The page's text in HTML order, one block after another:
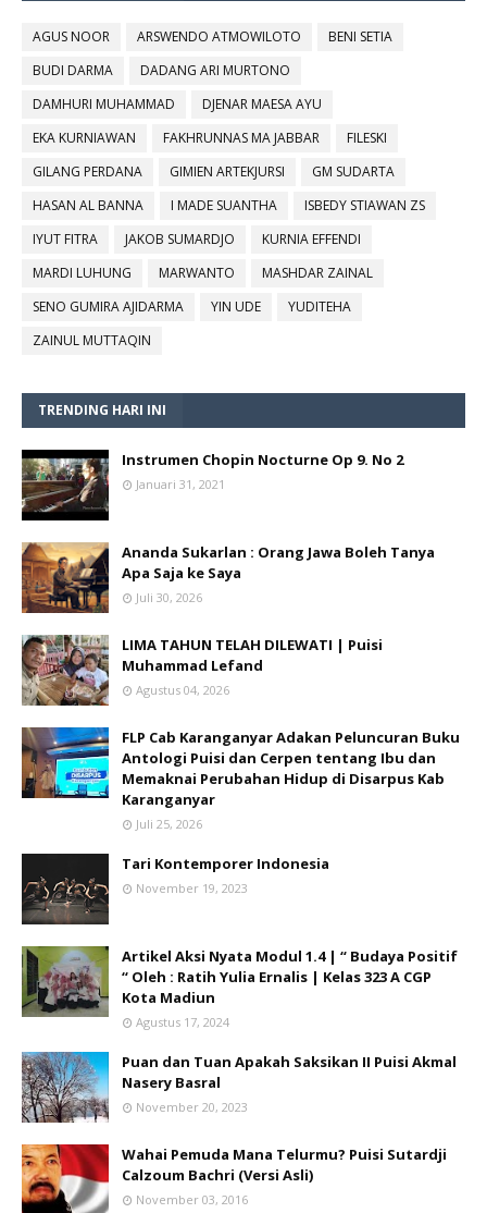
AGUS NOOR ARSWENDO ATMOWILOTO
BENI SETIA
BUDI DARMA
DADANG ARI MURTONO
DAMHURI MUHAMMAD
DJENAR MAESA AYU
EKA KURNIAWAN
FAKHRUNNAS MA JABBAR
FILESKI
GILANG PERDANA
GIMIEN ARTEKJURSI
GM SUDARTA
HASAN AL BANNA
I MADE SUANTHA
ISBEDY STIAWAN ZS
IYUT FITRA
JAKOB SUMARDJO
KURNIA EFFENDI
MARDI LUHUNG
MARWANTO
MASHDAR ZAINAL
SENO GUMIRA AJIDARMA
YIN UDE
YUDITEHA
ZAINUL MUTTAQIN
TRENDING HARI INI
Instrumen Chopin Nocturne Op 9. No 2
Januari 31, 2021
Ananda Sukarlan : Orang Jawa Boleh Tanya
Apa Saja ke Saya
Juli 30, 2026
LIMA TAHUN TELAH DILEWATI | Puisi
Muhammad Lefand
Agustus 04, 2026
FLP Cab Karanganyar Adakan Peluncuran Buku
Antologi Puisi dan Cerpen tentang Ibu dan
Memaknai Perubahan Hidup di Disarpus Kab
Karanganyar
Juli 25, 2026
Tari Kontemporer Indonesia
November 19, 2023
Artikel Aksi Nyata Modul 1.4 | “ Budaya Positif
“ Oleh : Ratih Yulia Ernalis | Kelas 323 A CGP
Kota Madiun
Agustus 17, 2024
Puan dan Tuan Apakah Saksikan II Puisi Akmal
Nasery Basral
November 20, 2023
Wahai Pemuda Mana Telurmu? Puisi Sutardji
Calzoum Bachri (Versi Asli)
November 03, 2016